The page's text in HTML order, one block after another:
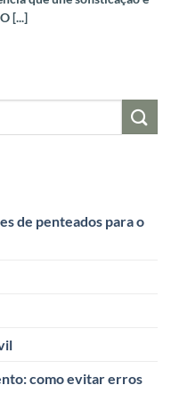
[...]
de penteados para o
como evitar erros